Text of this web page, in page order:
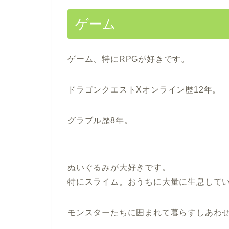
ゲーム
ゲーム、特にRPGが好きです。
ドラゴンクエストXオンライン歴12年。
グラブル歴8年。
ぬいぐるみが大好きです。
特にスライム。おうちに大量に生息してい
モンスターたちに囲まれて暮らすしあわ